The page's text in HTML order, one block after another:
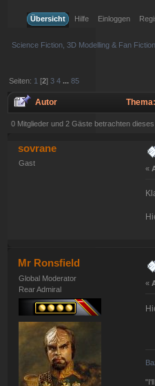
Übersicht
Hilfe Einloggen
Science Fiction, 3D Modelling & Fan Fiction
Seiten: 1 [2]3 4 ...85
Autor
0 Mitglieder und 2 Gäste betrachten dieses
sovrane
Gast
«
Mr Ronsfield
Global Moderator
Rear Admiral
«